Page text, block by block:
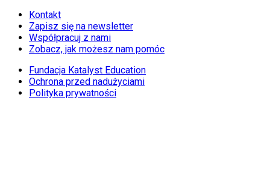
Kontakt
Zapisz się na newsletter
Współpracuj z nami
Zobacz, jak możesz nam pomóc
Fundacja Katalyst Education
Ochrona przed nadużyciami
Polityka prywatności